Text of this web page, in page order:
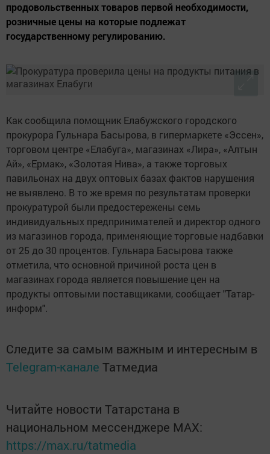
продовольственных товаров первой необходимости,
розничные цены на которые подлежат
государственному регулированию.
Как сообщила помощник Елабужского городского
прокурора Гульнара Басырова, в гипермаркете «Эссен»,
торговом центре «Елабуга», магазинах «Лира», «Алтын
Ай», «Ермак», «Золотая Нива», а также торговых
павильонах на двух оптовых базах фактов нарушения
не выявлено. В то же время по результатам проверки
прокуратурой были предостережены семь
индивидуальных предпринимателей и директор одного
из магазинов города, применяющие торговые надбавки
от 25 до 30 процентов. Гульнара Басырова также
отметила, что основной причиной роста цен в
магазинах города является повышение цен на
продукты оптовыми поставщиками, сообщает "Татар-
информ".
Следите за самым важным и интересным в
Telegram-канале Татмедиа
Читайте новости Татарстана в
национальном мессенджере MАХ:
https://max.ru/tatmedia